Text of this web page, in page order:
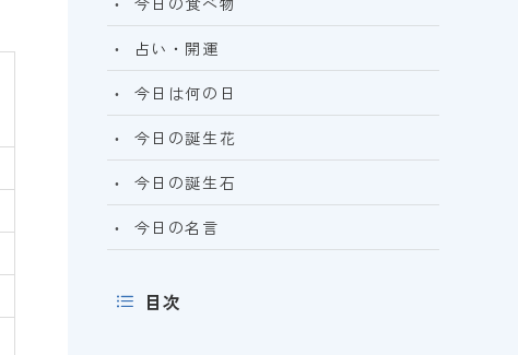
占い・開運
今日は何の日
今日の誕生花
今日の誕生石
今日の名言
目次